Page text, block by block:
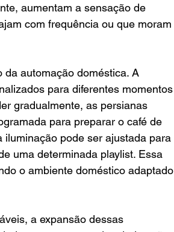
aumentam a sensação de
com frequência ou que moram
automação doméstica. A
para diferentes momentos
gradualmente, as persianas
para preparar o café de
pode ser ajustada para
uma determinada playlist. Essa
o ambiente doméstico adaptado
a expansão dessas